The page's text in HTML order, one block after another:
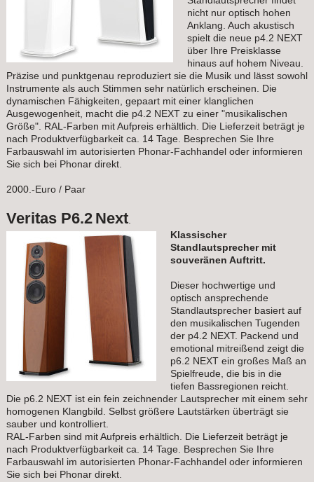
nicht nur optisch hohen
Anklang. Auch akustisch
spielt die neue p4.2 NEXT
über Ihre Preisklasse
hinaus auf hohem Niveau.
Präzise und punktgenau reproduziert sie die Musik und lässt sowohl
Instrumente als auch Stimmen sehr natürlich erscheinen. Die
dynamischen Fähigkeiten, gepaart mit einer klanglichen
Ausgewogenheit, macht die p4.2 NEXT zu einer "musikalischen
Größe". RAL-Farben mit Aufpreis erhältlich. Die Lieferzeit beträgt je
nach Produktverfügbarkeit ca. 14 Tage. Besprechen Sie Ihre
Farbauswahl im autorisierten Phonar-Fachhandel oder informieren
Sie sich bei Phonar direkt.
2000.-Euro / Paar
Veritas P6.2 Next.
Klassischer
Standlautsprecher mit
souveränen Auftritt.
Dieser hochwertige und
optisch ansprechende
Standlautsprecher basiert auf
den musikalischen Tugenden
der p4.2 NEXT. Packend und
emotional mitreißend zeigt die
p6.2 NEXT ein großes Maß an
Spielfreude, die bis in die
tiefen Bassregionen reicht.
Die p6.2 NEXT ist ein fein zeichnender Lautsprecher mit einem sehr
homogenen Klangbild. Selbst größere Lautstärken überträgt sie
sauber und kontrolliert.
RAL-Farben sind mit Aufpreis erhältlich. Die Lieferzeit beträgt je
nach Produktverfügbarkeit ca. 14 Tage. Besprechen Sie Ihre
Farbauswahl im autorisierten Phonar-Fachhandel oder informieren
Sie sich bei Phonar direkt.